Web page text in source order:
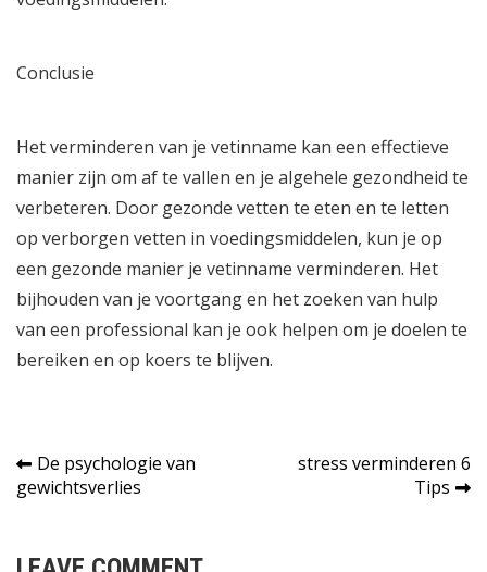
Conclusie
Het verminderen van je vetinname kan een effectieve
manier zijn om af te vallen en je algehele gezondheid te
verbeteren. Door gezonde vetten te eten en te letten
op verborgen vetten in voedingsmiddelen, kun je op
een gezonde manier je vetinname verminderen. Het
bijhouden van je voortgang en het zoeken van hulp
van een professional kan je ook helpen om je doelen te
bereiken en op koers te blijven.
Bericht
navigatie
De psychologie van
gewichtsverlies
stress verminderen 6
Tips